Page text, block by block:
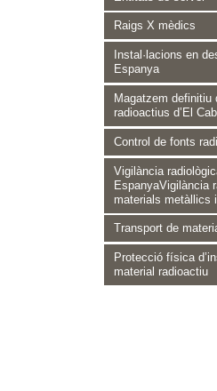
Raigs X mèdics
Instal·lacions en
Espanya
Magatzem definitiu
radioactius d’El
Control de fonts
Vigilància
EspanyaVigilància
materials metàllics
Transport de
Protecció física
material radioactiu